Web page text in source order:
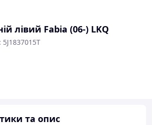
лівий Fabia (06-) LKQ
5J1837015T
та опис